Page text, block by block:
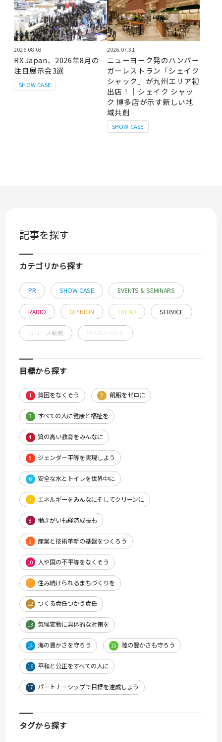
SHOW CASE
2026.08.03
RX Japan、2026年8月の
注目展示会3選
SHOW CASE
2026.07.31
ニューヨーク発のハンバー
ガーレストラン「シェイク
シャック」が九州エリア初
出店！｜シェイク シャッ
ク 博多店が示す新しい地
域共創
記事を探す
カテゴリから探す
PR SHOW CASE EVENTS & SEMINARS
RADIO OPINION TREND SERVICE
リリース転載
目標から探す
1 貧困をなくそう 2 飢餓をゼロに
3 すべての人に健康と福祉を
4 質の高い教育をみんなに
5 ジェンダー平等を実現しよう
6 安全な水とトイレを世界中に
7 エネルギーをみんなにそしてクリーンに
8 働きがいも経済成長も
9 産業と技術革新の基盤をつくろう
10 人や国の不平等をなくそう
11 住み続けられるまちづくりを
12 つくる責任つかう責任
13 気候変動に具体的な対策を
14 海の豊かさを守ろう 15 陸の豊かさも守ろう
16 平和と公正をすべての人に
17 パートナーシップで目標を達成しよう
タグから探す